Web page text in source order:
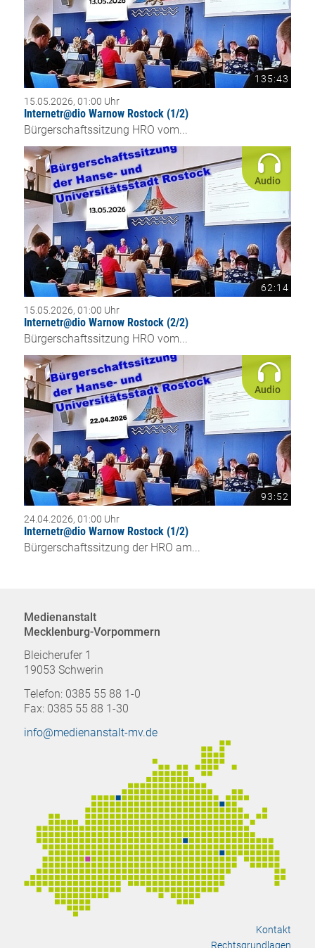
135:43
15.05.2026, 01:00 Uhr
Internetr@dio Warnow Rostock (1/2)
Bürgerschaftssitzung HRO vom...
Audio
62:14
15.05.2026, 01:00 Uhr
Internetr@dio Warnow Rostock (2/2)
Bürgerschaftssitzung HRO vom...
Audio
93:52
24.04.2026, 01:00 Uhr
Internetr@dio Warnow Rostock (1/2)
Bürgerschaftssitzung der HRO am...
Medienanstalt
Mecklenburg-Vorpommern
Bleicherufer 1
19053 Schwerin
Telefon: 0385 55 88 1-0
Fax: 0385 55 88 1-30
info@medienanstalt-mv.de
Kontakt
Rechtsgrundlagen